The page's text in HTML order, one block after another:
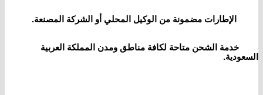
الإطارات مضمونة من الوكيل المحلي أو الشركة المصنعة.
خدمة الشحن متاحة لكافة مناطق ومدن المملكة العربية
السعودية.